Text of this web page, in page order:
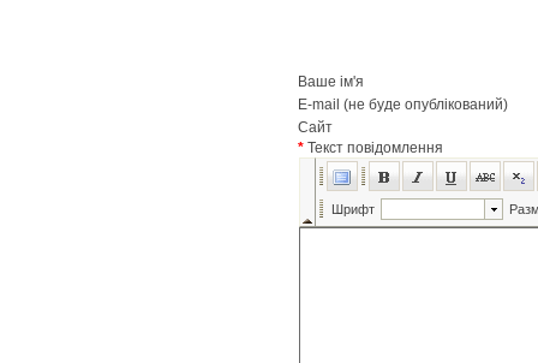
Ваше ім'я
E-mail (не буде опублікований)
Сайт
* Текст повідомлення